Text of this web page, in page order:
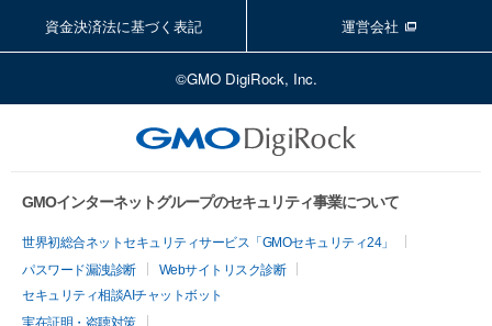
資金決済法に基づく表記 運営会社
©GMO DigiRock, Inc.
GMOインターネットグループのセキュリティ事業について
世界初総合ネットセキュリティサービス「GMOセキュリティ24」
パスワード漏洩診断
Webサイトリスク診断
セキュリティ相談AIチャットボット
実在証明・盗聴対策